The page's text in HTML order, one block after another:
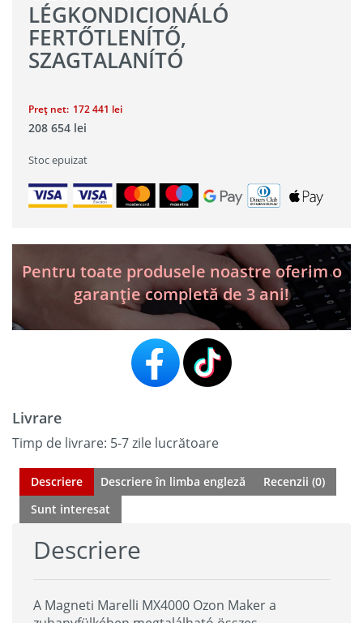
LÉGKONDICIONÁLÓ
FERTŐTLENÍTŐ,
SZAGTALANÍTÓ
Preț net: 172 441 lei
208 654 lei
Stoc epuizat
Pentru toate produsele noastre oferim o
garanție completă de 3 ani!
Livrare
Timp de livrare: 5-7 zile lucrătoare
Descriere Descriere în limba engleză
Recenzii (0)
Sunt interesat
Descriere
A Magneti Marelli MX4000 Ozon Maker a